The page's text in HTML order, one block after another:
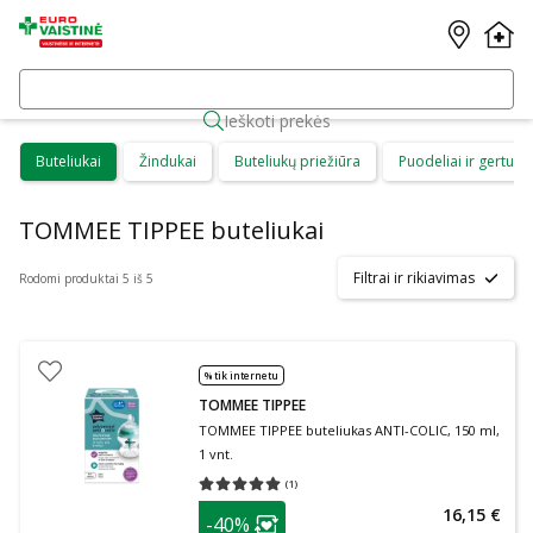
Ieškoti prekės
Buteliukai Žindukai Buteliukų priežiūra Puodeliai ir
TOMMEE TIPPEE buteliukai
Rodomi produktai 5 iš 5 Filtrai ir rikiavimas
% tik internetu
TOMMEE TIPPEE
TOMMEE TIPPEE buteliukas ANTI-COLIC, 150 ml,
1 vnt.
(1)
Vidutinis įvertinimas 5.00
patarimas
-40% 16,15 €